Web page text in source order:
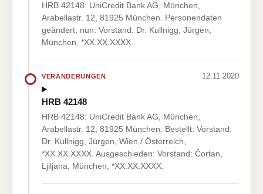
HRB 42148: UniCredit Bank AG, München,
Arabellastr. 12, 81925 München. Personendaten
geändert, nun: Vorstand: Dr. Kullnigg, Jürgen,
München, *XX.XX.XXXX.
VERÄNDERUNGEN 12.11.2020
HRB 42148
HRB 42148: UniCredit Bank AG, München,
Arabellastr. 12, 81925 München. Bestellt: Vorstand:
Dr. Kullnigg, Jürgen, Wien / Österreich,
*XX.XX.XXXX. Ausgeschieden: Vorstand: Čortan,
Ljiljana, München, *XX.XX.XXXX.